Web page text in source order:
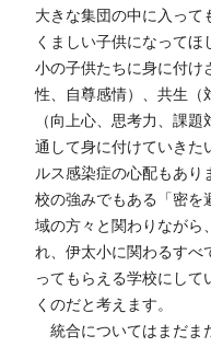
大きな集団の中に入って
くましい子供になって
小の子供たちに身に付け
性、自尊感情）、共生（
（向上心、思考力、課
通して身に付けていきた
ルス感染症の心配もあ
校の強みでもある「密を
域の方々と関わりながら
れ、伊太小に関わるすべ
ってもらえる学校にし
くのだと考えます。
統合についてはまだま